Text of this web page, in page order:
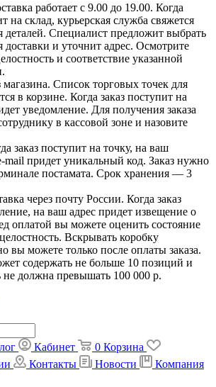
работает с 9.00 до 19.00. Когда
на склад, курьерская служба свяжется
деталей. Специалист предложит выбрать
доставки и уточнит адрес. Осмотрите
и соответствие указанной
Список торговых точек для
в корзине. Когда заказ поступит на
уведомление. Для получения заказа
в кассовой зоне и назовите
заказ поступит на точку, на ваш
mail придет уникальный код. Заказ нужно
постамата. Срок хранения — 3
через почту России. Когда заказ
на ваш адрес придет извещение о
оплатой вы можете оценить состояние
Вскрывать коробку
вы можете только после оплаты заказа.
содержать не больше 10 позиций и
не должна превышать 100 000 р.
Кабинет 0 Корзина
Контакты Новости
Компания